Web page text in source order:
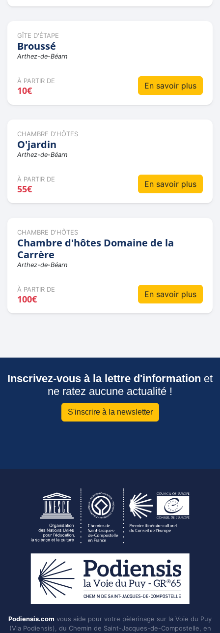
GÎTE D'ÉTAPE
Broussé
Arthez-de-Béarn
À PARTIR DE
10€ En savoir plus
CHAMBRE D'HÔTES
O'jardin
Arthez-de-Béarn
À PARTIR DE
55€ En savoir plus
CHAMBRE D'HÔTES
Chambre d'hôtes Domaine de la
Carrère
Arthez-de-Béarn
À PARTIR DE
100€ En savoir plus
Inscrivez-vous à la lettre d'information et
ne ratez aucune actualité !
S'inscrire à la newsletter
Podiensis.com vous aide pour votre pèlerinage sur la Voie du Puy
(Via Podiensis), du Chemin de Saint-Jacques-de-Compostelle, en